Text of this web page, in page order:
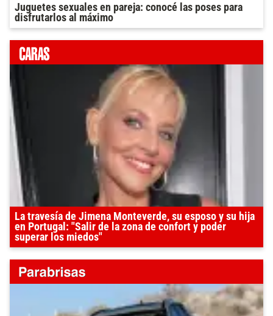
Juguetes sexuales en pareja: conocé las poses para
disfrutarlos al máximo
La travesía de Jimena Monteverde, su esposo y su hija
en Portugal: "Salir de la zona de confort y poder
superar los miedos"